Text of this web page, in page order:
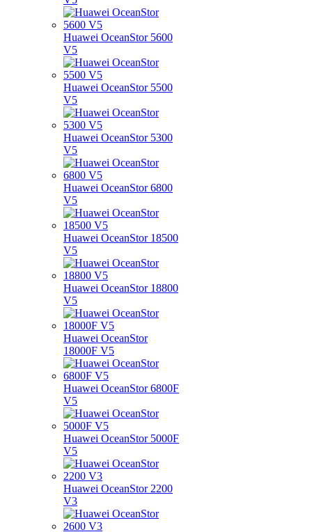
Huawei OceanStor 5600
V5
Huawei OceanStor 5500
V5
Huawei OceanStor 5300
V5
Huawei OceanStor 6800
V5
Huawei OceanStor 18500
V5
Huawei OceanStor 18800
V5
Huawei OceanStor
18000F V5
Huawei OceanStor 6800F
V5
Huawei OceanStor 5000F
V5
Huawei OceanStor 2200
V3